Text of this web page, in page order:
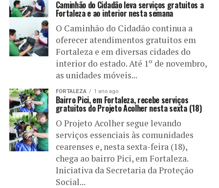
Caminhão do Cidadão leva serviços gratuitos a
Fortaleza e ao interior nesta semana
O Caminhão do Cidadão continua a
oferecer atendimentos gratuitos em
Fortaleza e em diversas cidades do
interior do estado. Até 1º de novembro,
as unidades móveis...
FORTALEZA 1 ano ago
Bairro Pici, em Fortaleza, recebe serviços
gratuitos do Projeto Acolher nesta sexta (18)
O Projeto Acolher segue levando
serviços essenciais às comunidades
cearenses e, nesta sexta-feira (18),
chega ao bairro Pici, em Fortaleza.
Iniciativa da Secretaria da Proteção
Social...